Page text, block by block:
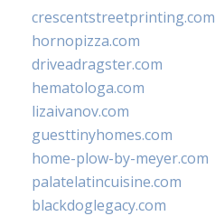
crescentstreetprinting.com
hornopizza.com
driveadragster.com
hematologa.com
lizaivanov.com
guesttinyhomes.com
home-plow-by-meyer.com
palatelatincuisine.com
blackdoglegacy.com